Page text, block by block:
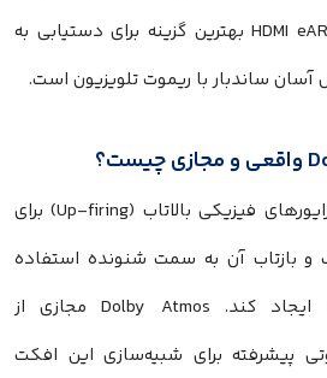
جدیدی متصل میشوند. HDMI eARC بهترین گزینه برای دستیابی به
ساندبار با ریموت تلویزیون است.
Dolby Atmos واقعی از درایورهای فیزیکی بالاتاب (Up-firing) برای
آن به سمت شنونده استفاده
میکند تا بعد ارتفاع را ایجاد کند. Dolby Atmos مجازی از
برای شبیه‌سازی این افکت